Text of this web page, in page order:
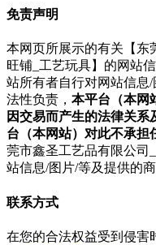
免责声明
本网页所展示的有关【东
旺铺_工艺玩具】的网站
站所有者自行对网站信息
法性负责， 本平台（本网
因交易而产生的法律关
台（本网站）对此不承担
莞市鑫圣工艺品有限公司
站信息/图片/等及提供的
联系方式
在您的合法权益受到侵害